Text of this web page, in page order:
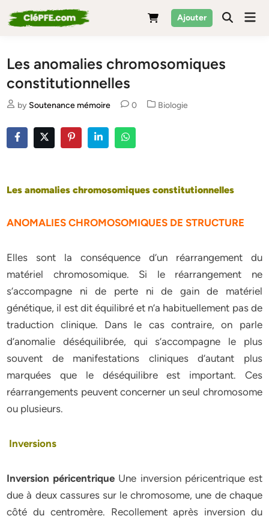
to
Ajouter
Les anomalies chromosomiques
constitutionnelles
by Soutenance mémoire 0
Posted
Biologie
Les anomalies chromosomiques constitutionnelles
ANOMALIES CHROMOSOMIQUES DE STRUCTURE
Elles sont la conséquence d’un réarrangement du
matériel chromosomique. Si le réarrangement ne
s’accompagne ni de perte ni de gain de matériel
génétique, il est dit équilibré et n’a habituellement pas de
traduction clinique. Dans le cas contraire, on parle
d’anomalie déséquilibrée, qui s’accompagne le plus
souvent de manifestations cliniques d’autant plus
marquées que le déséquilibre est important. Ces
réarrangements peuvent concerner un seul chromosome
ou plusieurs.
Inversions
Inversion péricentrique Une inversion péricentrique est
due à deux cassures sur le chromosome, une de chaque
côté du centromère. Recollement après inversion du